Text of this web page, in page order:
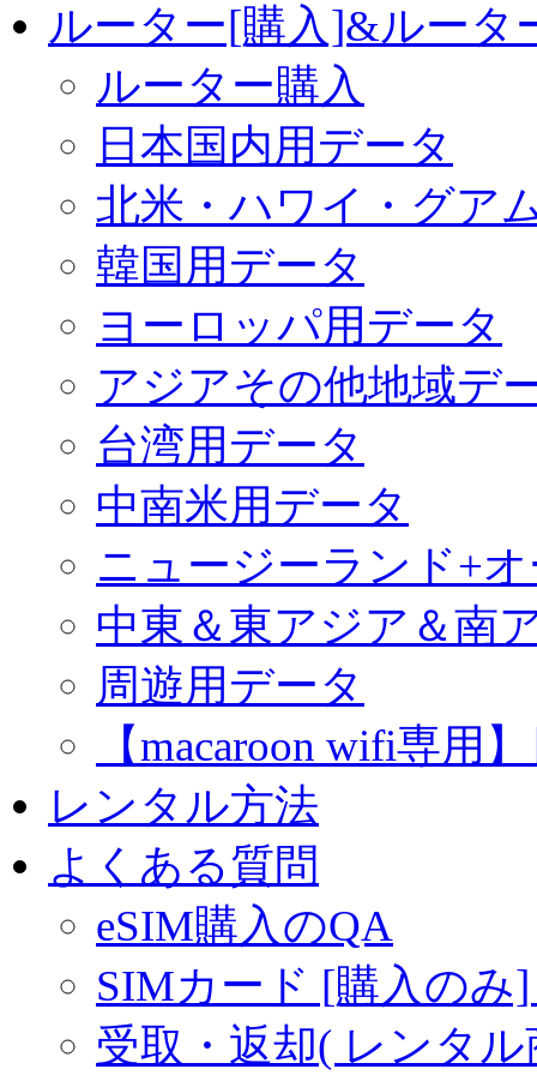
ルーター[購入]&ルータ
ルーター購入
日本国内用データ
北米・ハワイ・グア
韓国用データ
ヨーロッパ用データ
アジアその他地域デ
台湾用データ
中南米用データ
ニュージーランド+
中東＆東アジア＆南
周遊用データ
【macaroon wifi専用
レンタル方法
よくある質問
eSIM購入のQA
SIMカード [購入のみ
受取・返却( レンタ